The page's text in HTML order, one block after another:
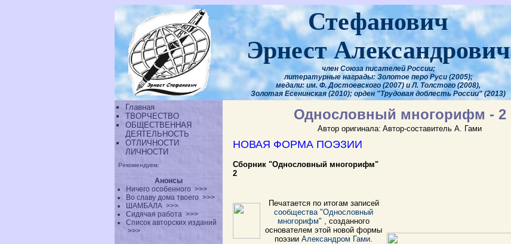
Стефанович
Эрнест Александрович
член Союза писателей России;
литературные награды: Золотое перо Руси (2005);
медали: им. Ф. Достоевского (2007) и Л. Толстого (2008),
Золотая Есенинская (2010); орден "Трудовая доблесть России" (2013)
Главная
ТВОРЧЕСТВО
ОБЩЕСТВЕННАЯ
ДЕЯТЕЛЬНОСТЬ
ОТЛИЧНОСТИ
ЛИЧНОСТИ
Рекомендуем:
Анонсы
Ничего особенного >>>
Во славу дома твоего >>>
ШАМБАЛА >>>
Сидячая работа >>>
Список авторских изданий
>>>
Однословный многорифм - 2
Автор оригинала: Автор-составитель А. Гами
НОВАЯ ФОРМА ПОЭЗИИ
Сборник "Однословный многорифм"
2
Печатается по итогам записей
сообщества "Однословный
многорифм" , созданного
основателем этой новой формы
поэзии Александром Гами.